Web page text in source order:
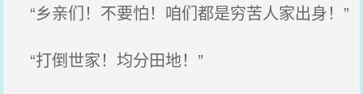
“乡亲们！不要怕！咱们都是穷苦人家出身！”
“打倒世家！均分田地！”